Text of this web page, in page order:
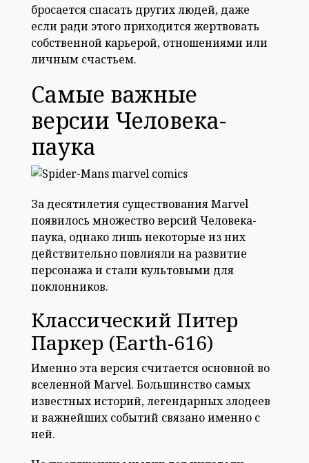
бросается спасать других людей, даже
если ради этого приходится жертвовать
собственной карьерой, отношениями или
личным счастьем.
Самые важные
версии Человека-
паука
За десятилетия существования Marvel
появилось множество версий Человека-
паука, однако лишь некоторые из них
действительно повлияли на развитие
персонажа и стали культовыми для
поклонников.
Классический Питер
Паркер (Earth-616)
Именно эта версия считается основной во
вселенной Marvel. Большинство самых
известных историй, легендарных злодеев
и важнейших событий связано именно с
ней.